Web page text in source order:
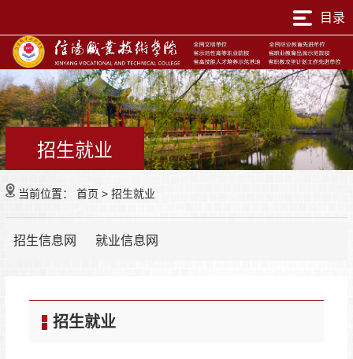
目录
招生就业
当前位置： 首页 > 招生就业
招生信息网 就业信息网
招生就业